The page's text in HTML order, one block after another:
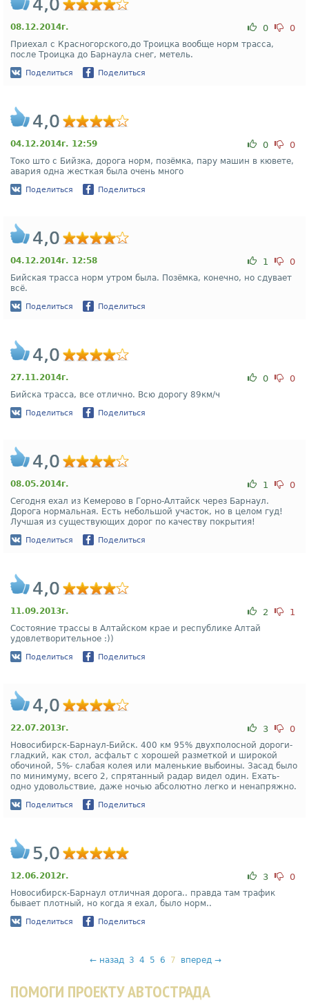
4,0
08.12.2014г. 0 0
Приехал с Красногорского,до Троицка вообще норм трасса,
после Троицка до Барнаула снег, метель.
Поделиться Поделиться
4,0
04.12.2014г. 12:59 0 0
Токо што с Бийзка, дорога норм, позёмка, пару машин в кювете,
авария одна жесткая была очень много
Поделиться Поделиться
4,0
04.12.2014г. 12:58 1 0
Бийская трасса норм утром была. Позёмка, конечно, но сдувает
всё.
Поделиться Поделиться
4,0
27.11.2014г. 0 0
Бийска трасса, все отлично. Всю дорогу 89км/ч
Поделиться Поделиться
4,0
08.05.2014г. 1 0
Сегодня ехал из Кемерово в Горно-Алтайск через Барнаул.
Дорога нормальная. Есть небольшой участок, но в целом гуд!
Лучшая из существующих дорог по качеству покрытия!
Поделиться Поделиться
4,0
11.09.2013г. 2 1
Состояние трассы в Алтайском крае и республике Алтай
удовлетворительное :))
Поделиться Поделиться
4,0
22.07.2013г. 3 0
Новосибирск-Барнаул-Бийск. 400 км 95% двухполосной дороги-
гладкий, как стол, асфальт с хорошей разметкой и широкой
обочиной, 5%- слабая колея или маленькие выбоины. Засад было
по минимуму, всего 2, спрятанный радар видел один. Ехать-
одно удовольствие, даже ночью абсолютно легко и ненапряжно.
Поделиться Поделиться
5,0
12.06.2012г. 3 0
Новосибирск-Барнаул отличная дорога.. правда там трафик
бывает плотный, но когда я ехал, было норм..
Поделиться Поделиться
← назад 3 4 5 6 7 вперед →
ПОМОГИ ПРОЕКТУ АВТОСТРАДА